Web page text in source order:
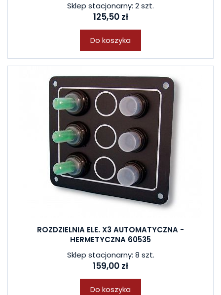
Sklep stacjonarny: 2 szt.
125,50 zł
Do koszyka
ROZDZIELNIA ELE. X3 AUTOMATYCZNA -
HERMETYCZNA 60535
Sklep stacjonarny: 8 szt.
159,00 zł
Do koszyka